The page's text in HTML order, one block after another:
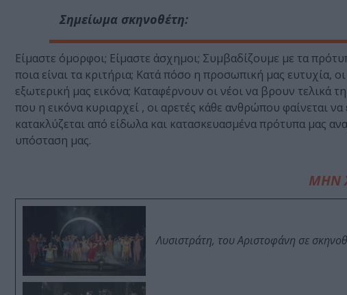
Σημείωμα σκηνοθέτη:
Είμαστε όμορφοι; Είμαστε άσχημοι; Συμβαδίζουμε με τα
ποια είναι τα κριτήρια; Κατά πόσο η προσωπική μας ευτυχία,
εξωτερική μας εικόνα; Καταφέρνουν οι νέοι να βρουν τελικά
που η εικόνα κυριαρχεί , οι αρετές κάθε ανθρώπου φαίνεται
κατακλύζεται από είδωλα και κατασκευασμένα πρότυπα μας
υπόσταση μας.
ΜΗΝ
Λυσιστράτη, του Αριστοφάνη σε